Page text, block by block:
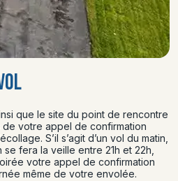
que le site du point de rencontre
votre appel de confirmation
S’il s’agit d’un vol du matin,
fera la veille entre 21h et 22h,
votre appel de confirmation
même de votre envolée.